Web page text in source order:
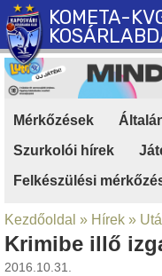
KOMETA-
Mérkőzések
Szurkolói hírek
Felkészülési
Kezdőoldal » Hírek »
Krimibe illő
2016.10.31.